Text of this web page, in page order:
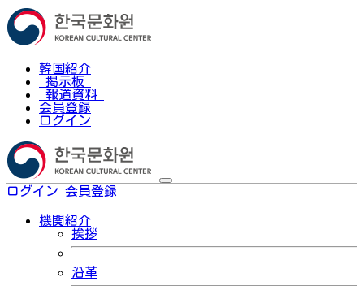
韓国紹介
掲示板
報道資料
会員登録
ログイン
ログイン 会員登録
機関紹介
挨拶
沿革